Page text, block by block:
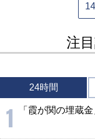
14
注
24時間
1 「霞が関の埋蔵